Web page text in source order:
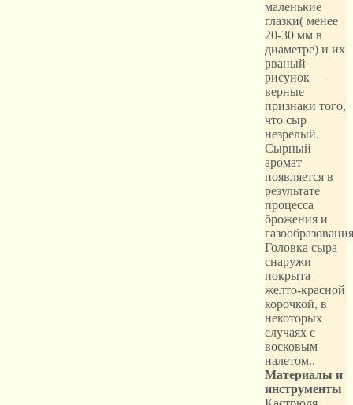
маленькие
глазки( менее
20-30 мм в
диаметре) и их
рваный
рисунок —
верные
признаки того,
что сыр
незрелый.
Сырный
аромат
появляется в
результате
процесса
брожения и
Головка сыра
снаружи
покрыта
желто-красной
корочкой, в
некоторых
случаях с
восковым
налетом..
Материалы и
инструменты